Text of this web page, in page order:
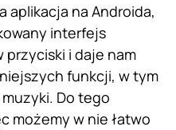
aplikacja na Androida,
interfejs
i daje nam
funkcji, w tym
Do tego
możemy w nie łatwo